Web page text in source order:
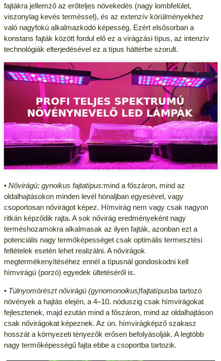
fajtákra jellemző az erőteljes növekedés (nagy lombfelület,
viszonylag kevés terméssel), és az extenzív körülményekhez
való nagyfokú alkalmazkodó képesség. Ezért elsősorban a
konstans fajták között fordul elő ez a virágzási típus, az intenzív
technológiák elterjedésével ez a típus háttérbe szorult.
• Nővirágú; gynoikus fajtatípus:mind a főszáron, mind az
oldalhajtásokon minden levél hónaljban egyesével, vagy
csoportosan nővirágot képez. Hímvirág nem vagy csak nagyon
ritkán képződik rajta. A sok nővirág eredményeként nagy
terméshozamokra alkalmasak az ilyen fajták, azonban ezt a
potenciális nagy termőképességet csak optimális termesztési
feltételek esetén lehet realizálni. A nővirágok
megtermékenyítéséhez ennél a típusnál gondoskodni kell
hímvirágú (porzó) egyedek ültetéséről is.
• Túlnyomórészt nővirágú (gynomonoikus)fajtatípusba tartozó
növények a hajtás elején, a 4–10. nóduszig csak hímvirágokat
fejlesztenek, majd ezután mind a főszáron, mind az oldalhajtáson
csak nővirágokat képeznek. Az ún. hímvirágképző szakasz
hosszát a környezeti tényezők erősen befolyásolják. A legtöbb
nagy termőképességű fajta ebbe a csoportba tartozik.